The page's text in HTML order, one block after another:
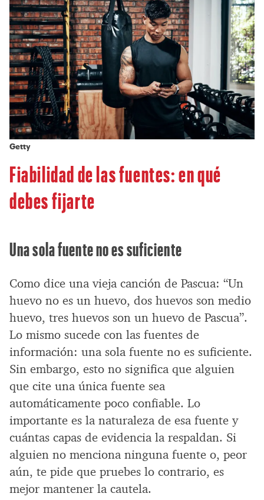
Getty
Fiabilidad de las fuentes: en qué
debes fijarte
Una sola fuente no es suficiente
Como dice una vieja canción de Pascua: “Un
huevo no es un huevo, dos huevos son medio
huevo, tres huevos son un huevo de Pascua”.
Lo mismo sucede con las fuentes de
información: una sola fuente no es suficiente.
Sin embargo, esto no significa que alguien
que cite una única fuente sea
automáticamente poco confiable. Lo
importante es la naturaleza de esa fuente y
cuántas capas de evidencia la respaldan. Si
alguien no menciona ninguna fuente o, peor
aún, te pide que pruebes lo contrario, es
mejor mantener la cautela.